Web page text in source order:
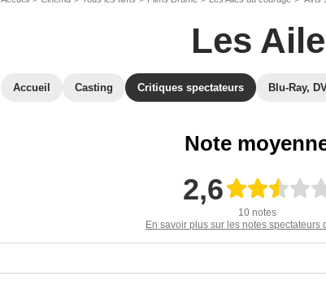
Les
Accueil Casting Critiques spectateurs Blu-Ray,
Note
2,6
10 notes
En savoir plus sur les notes spectateurs